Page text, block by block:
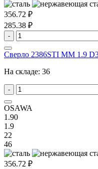
356.72 ₽
285.38 ₽
-
Сверло 2386STI MM 1.9
На складе: 36
-
OSAWA
1.90
1.9
22
46
356.72 ₽